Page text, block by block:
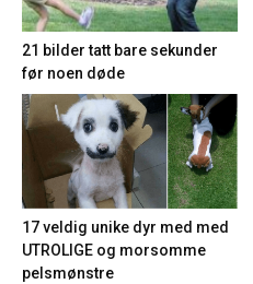
21 bilder tatt bare sekunder
før noen døde
17 veldig unike dyr med med
UTROLIGE og morsomme
pelsmønstre